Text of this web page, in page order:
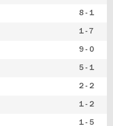
8 - 1
1 - 7
9 - 0
5 - 1
2 - 2
1 - 2
1 - 5